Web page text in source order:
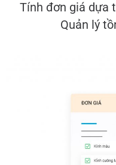
Tính đơn giá dựa
Quản lý